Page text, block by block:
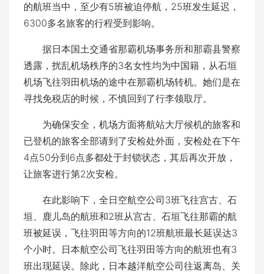
的航班当中，至少有5班被迫停航，25班发生延迟，
6300多名旅客的行程受到影响。
据日本国土交通省那霸机场事务所和那霸县警察
透露，扰乱机场秩序的3名女性均为中国籍，从石垣
机场飞往羽田机场的途中在那霸机场转机。她们是在
寻找免税店的时候，不慎回到了行李领取厅。
为确保安全，机场方面将航站大厅候机的旅客和
已登机的旅客全部请到了安检处外面，安检处在下午
4点50分到6点多都处于封锁状态，其后再次开放，
让旅客进行第2次安检。
在此影响下，全日空航空公司3班飞往宫古、石
垣、鹿儿岛的航班和2班从宫古、石垣飞往那霸的航
班被延误，飞往羽田等方向的12班航班最长延误达3
个小时。日本航空公司飞往羽田等方向的航班也有3
班出现延误。除此，日本越洋航空公司往返离岛、关